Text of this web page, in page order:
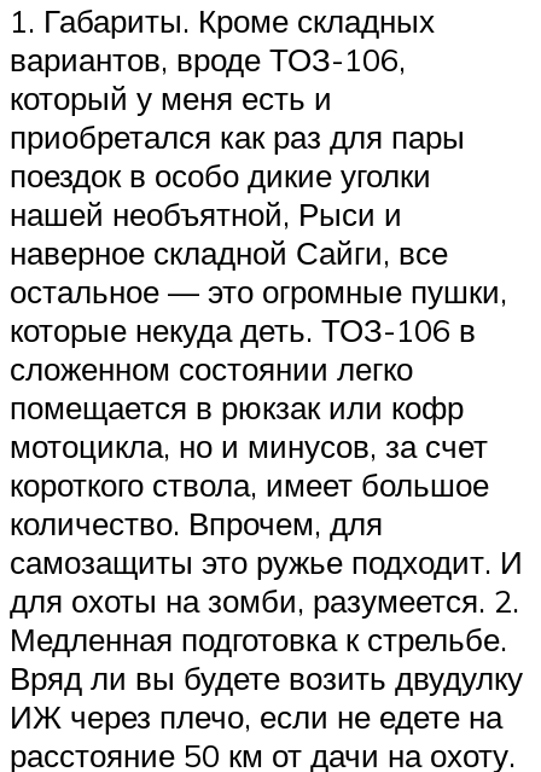
1. Габариты. Кроме складных
вариантов, вроде ТОЗ-106,
который у меня есть и
приобретался как раз для пары
поездок в особо дикие уголки
нашей необъятной, Рыси и
наверное складной Сайги, все
остальное — это огромные пушки,
которые некуда деть. ТОЗ-106 в
сложенном состоянии легко
помещается в рюкзак или кофр
мотоцикла, но и минусов, за счет
короткого ствола, имеет большое
количество. Впрочем, для
самозащиты это ружье подходит. И
для охоты на зомби, разумеется. 2.
Медленная подготовка к стрельбе.
Вряд ли вы будете возить двудулку
ИЖ через плечо, если не едете на
расстояние 50 км от дачи на охоту.